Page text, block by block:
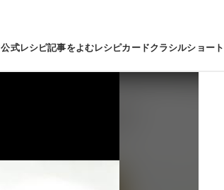
公式レシピ記事をよむレシピカードクラシルショート